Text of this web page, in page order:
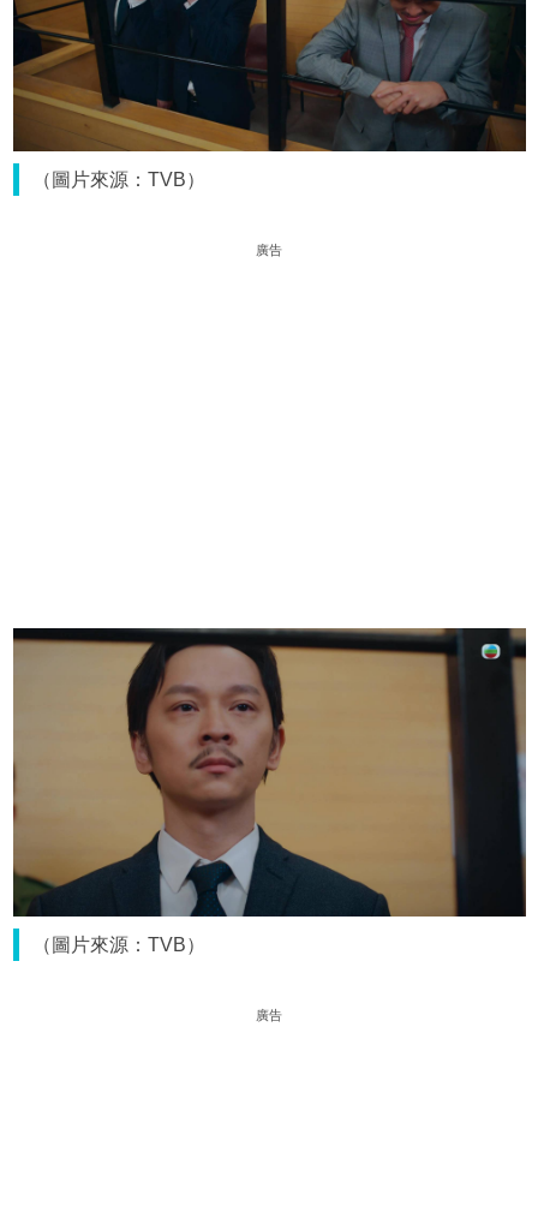
（圖片來源：TVB）
廣告
（圖片來源：TVB）
廣告